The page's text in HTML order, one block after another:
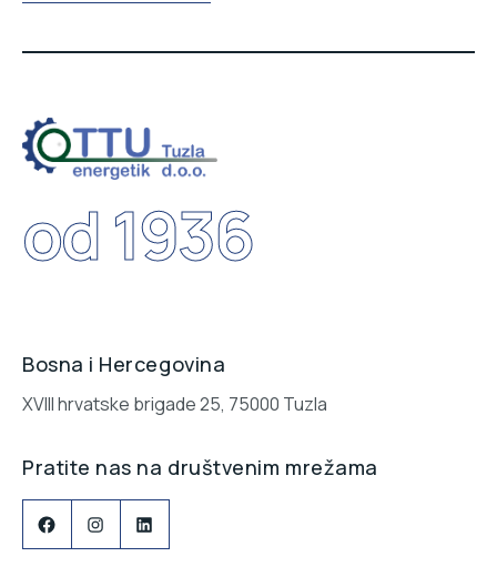
od 1936
Bosna i Hercegovina
XVIII hrvatske brigade 25, 75000 Tuzla
Pratite nas na društvenim mrežama
Facebook
InstagramLinkedIn